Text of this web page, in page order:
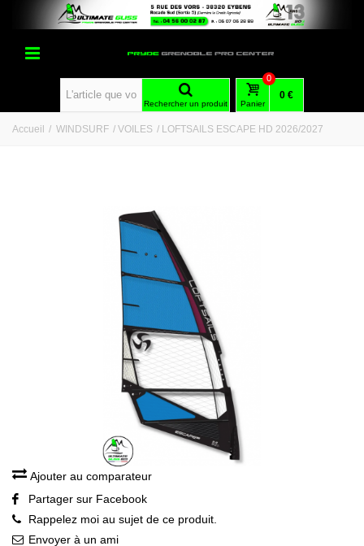
Rechercher un produit Panier
0
0 €
Accueil / WINDSURF / VOILES / LOFTSAILS ESCAPE HD 2026/2027
Ajouter au comparateur
Partager sur Facebook
Rappelez moi au sujet de ce produit.
Envoyer à un ami